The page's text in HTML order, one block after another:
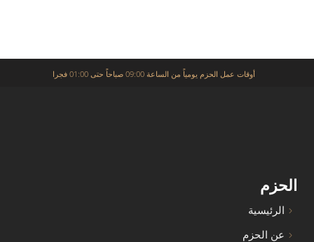
أوقات عمل الحزم يومياً من الساعة 09:00 صباحاً حتى 01:00 فجرا
الحزم
الرئيسية
عن الحزم